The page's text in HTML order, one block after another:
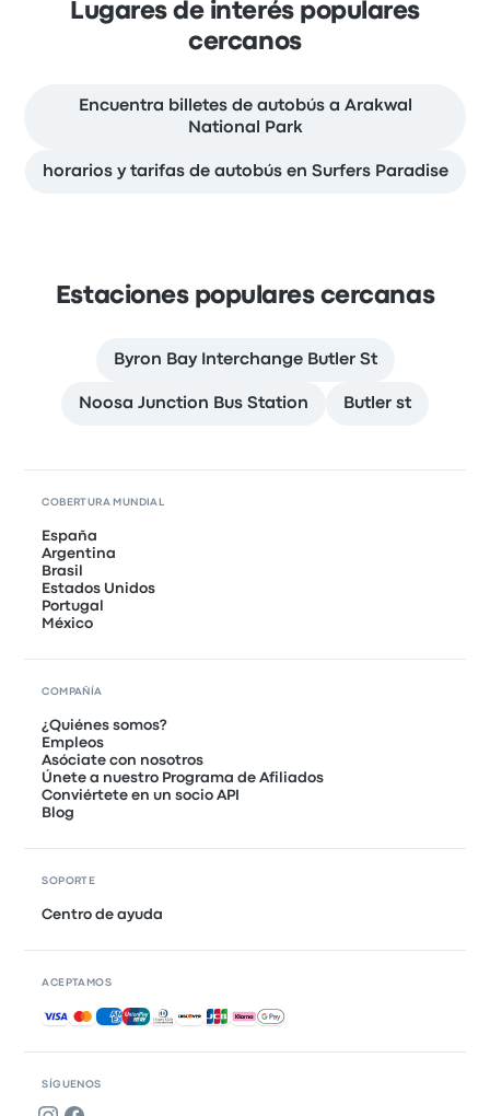
Lugares de interés populares
cercanos
Encuentra billetes de autobús a Arakwal
National Park
horarios y tarifas de autobús en Surfers Paradise
Estaciones populares cercanas
Byron Bay Interchange Butler St
Noosa Junction Bus Station Butler st
SÍGUENOS
COBERTURA MUNDIAL
España
Argentina
Brasil
Estados Unidos
Portugal
México
COMPAÑÍA
¿Quiénes somos?
Empleos
Asóciate con nosotros
Únete a nuestro Programa de Afiliados
Conviértete en un socio API
Blog
SOPORTE
Centro de ayuda
ACEPTAMOS
Pagos aceptados